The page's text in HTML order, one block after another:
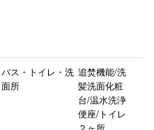
バス・トイレ・洗
面所
追焚機能/洗
髪洗面化粧
台/温水洗浄
便座/トイレ